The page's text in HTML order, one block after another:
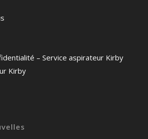
– Service aspirateur Kirby
Kirby